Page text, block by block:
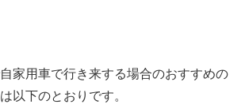
家用車で行き来する場合のおすすめの
以下のとおりです。